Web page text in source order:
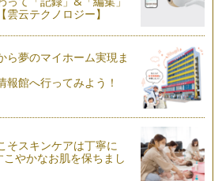
伝わり方が変わります
セット使い」についてお話ししまし
てしま…
セットで使ってみましょう！
というお返事が返ってきそうですね
雲云テクノロジー】
ら夢のマイホーム実現ま
館へ行ってみよう！
そスキンケアは丁寧に
こやかなお肌を保ちまし